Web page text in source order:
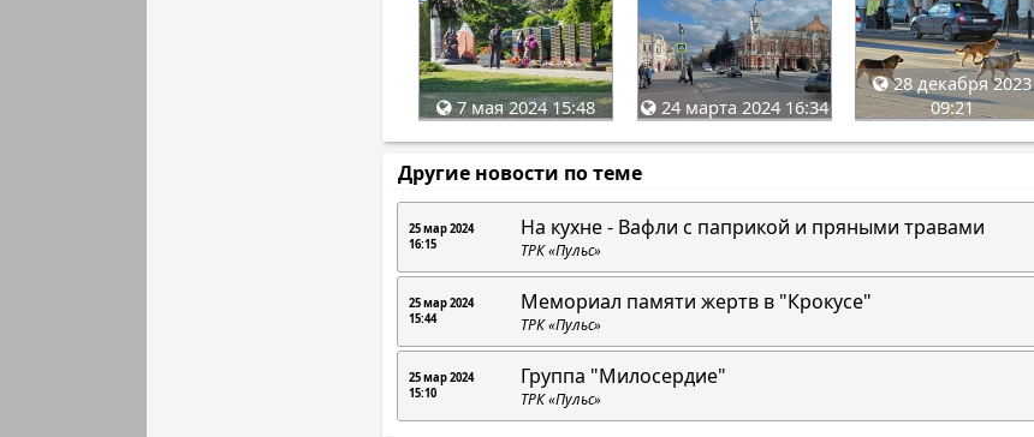
7 мая 2024 15:48 24 марта 2024 16:34
28 декабря 2023
09:21
Другие новости по теме
25 мар 2024
16:15
На кухне - Вафли с паприкой и пряными травами
ТРК «Пульс»
25 мар 2024
15:44
Мемориал памяти жертв в "Крокусе"
ТРК «Пульс»
25 мар 2024
15:10
Группа "Милосердие"
ТРК «Пульс»